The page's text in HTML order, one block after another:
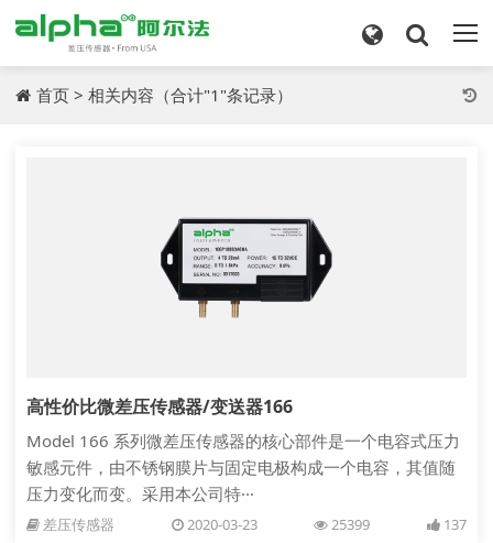
首页 > 相关内容 （合计"1"条记录）
高性价比微差压传感器/变送器166
Model 166 系列微差压传感器的核心部件是一个电容式压力
敏感元件，由不锈钢膜片与固定电极构成一个电容，其值随
压力变化而变。采用本公司特···
差压传感器 2020-03-23 25399 137